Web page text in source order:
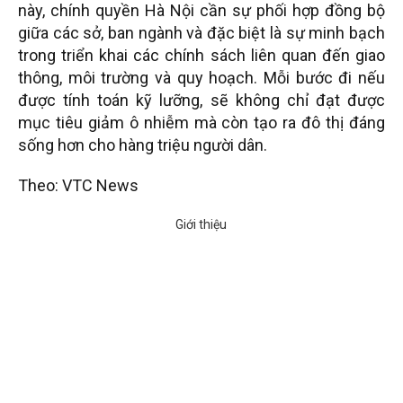
này, chính quyền Hà Nội cần sự phối hợp đồng bộ
giữa các sở, ban ngành và đặc biệt là sự minh bạch
trong triển khai các chính sách liên quan đến giao
thông, môi trường và quy hoạch. Mỗi bước đi nếu
được tính toán kỹ lưỡng, sẽ không chỉ đạt được
mục tiêu giảm ô nhiễm mà còn tạo ra đô thị đáng
sống hơn cho hàng triệu người dân.
Theo: VTC News